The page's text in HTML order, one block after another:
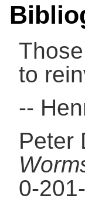
to
--
Peter
0-